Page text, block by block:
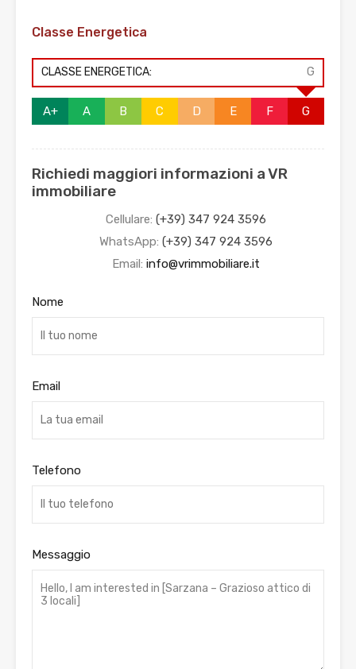
Classe Energetica
CLASSE ENERGETICA: G
A+ A B C D E F G
Richiedi maggiori informazioni a VR
immobiliare
Cellulare: (+39) 347 924 3596
WhatsApp: (+39) 347 924 3596
Email: info@vrimmobiliare.it
Nome
Email
Telefono
Messaggio